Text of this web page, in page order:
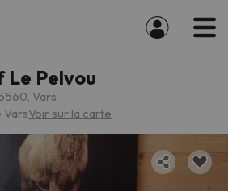
Le Pelvou
Vars
VarsVoir sur la carte